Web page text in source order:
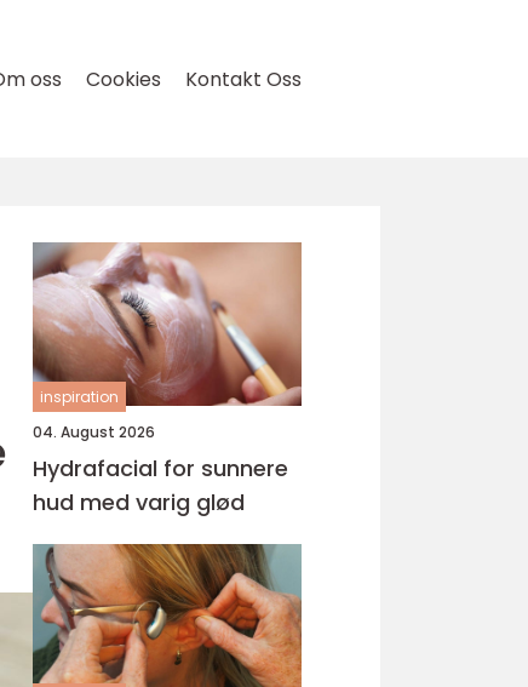
oss Cookies Kontakt Oss
inspiration
04. August 2026
Hydrafacial for sunnere
hud med varig glød